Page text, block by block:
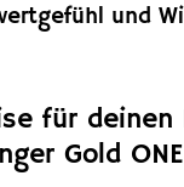
und
für deinen
Gold ONE